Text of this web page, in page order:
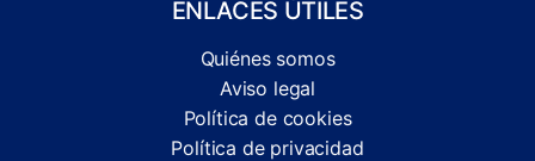
ENLACES ÚTILES
Quiénes somos
Aviso legal
Política de cookies
Política de privacidad